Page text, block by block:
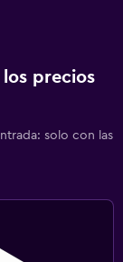
precios
solo con las